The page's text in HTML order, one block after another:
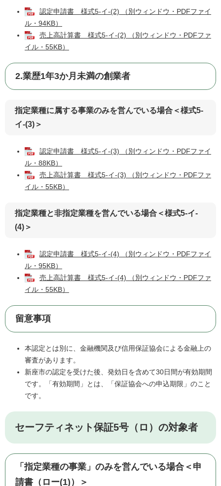
認定申請書 様式5-イ-(2) （別ウィンドウ・PDFファイ
ル・94KB）
売上高計算書 様式5-イ-(2) （別ウィンドウ・PDFファ
イル・55KB）
2.業歴1年3か月未満の創業者
指定業種に属する事業のみを営んでいる場合＜様式5-
イ-(3)＞
認定申請書 様式5-イ-(3) （別ウィンドウ・PDFファイ
ル・88KB）
売上高計算書 様式5-イ-(3) （別ウィンドウ・PDFファ
イル・55KB）
指定業種と非指定業種を営んでいる場合＜様式5-イ-
(4)＞
認定申請書 様式5-イ-(4) （別ウィンドウ・PDFファイ
ル・95KB）
売上高計算書 様式5-イ-(4) （別ウィンドウ・PDFファ
イル・55KB）
留意事項
本認定とは別に、金融機関及び信用保証協会による金融上の
審査があります。
新座市の認定を受けた後、発効日を含めて30日間が有効期間
です。「有効期間」とは、「保証協会への申込期限」のこと
です。
セーフティネット保証5号（ロ）の対象者
「指定業種の事業」のみを営んでいる場合＜申
請書（ロー(1)）＞